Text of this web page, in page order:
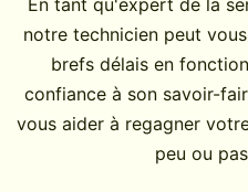
En tant qu'expert de la
notre technicien peut
brefs délais en
confiance à son savoir-
vous aider à regagner
peu ou